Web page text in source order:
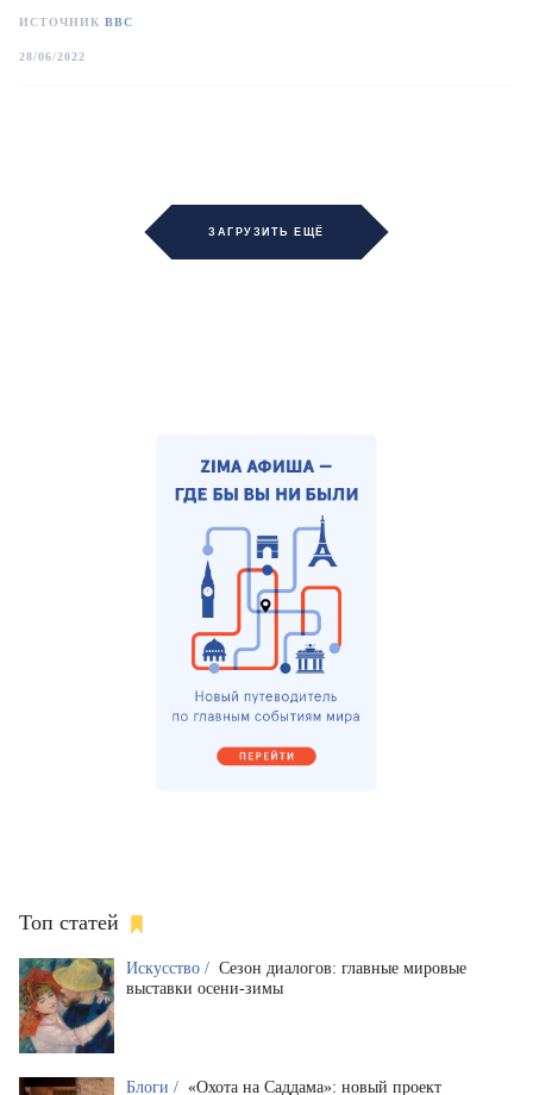
ИСТОЧНИК BBC
28/06/2022
ЗАГРУЗИТЬ ЕЩЁ
Топ статей
Искусство / Сезон диалогов: главные мировые
выставки осени-зимы
Блоги / «Охота на Саддама»: новый проект